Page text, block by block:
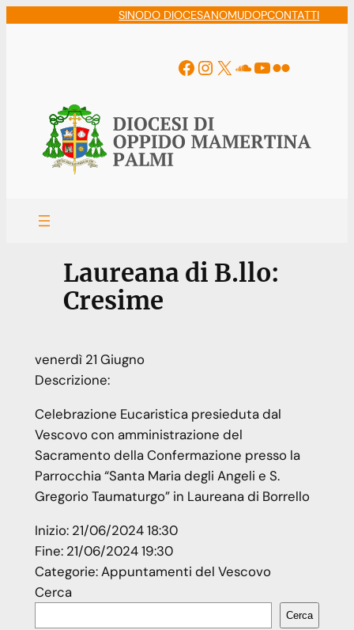
SINODO DIOCESANOMUDOPCONTATTI
Facebook
Instagram
X Soundcloud
YouTube
Flickr
Laureana di B.llo:
Cresime
venerdì 21 Giugno
Descrizione:
Celebrazione Eucaristica presieduta dal
Vescovo con amministrazione del
Sacramento della Confermazione presso la
Parrocchia “Santa Maria degli Angeli e S.
Gregorio Taumaturgo” in Laureana di Borrello
Inizio: 21/06/2024 18:30
Fine: 21/06/2024 19:30
Categorie:Appuntamenti del Vescovo
Cerca
Cerca